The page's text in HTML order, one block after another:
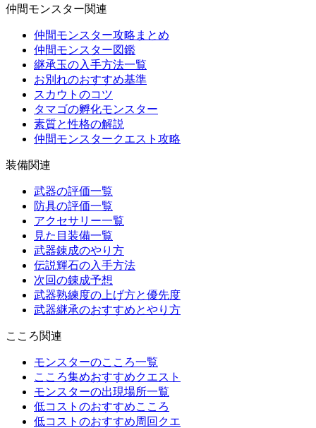
仲間モンスター関連
仲間モンスター攻略まとめ
仲間モンスター図鑑
継承玉の入手方法一覧
お別れのおすすめ基準
スカウトのコツ
タマゴの孵化モンスター
素質と性格の解説
仲間モンスタークエスト攻略
装備関連
武器の評価一覧
防具の評価一覧
アクセサリー一覧
見た目装備一覧
武器錬成のやり方
伝説輝石の入手方法
次回の錬成予想
武器熟練度の上げ方と優先度
武器継承のおすすめとやり方
こころ関連
モンスターのこころ一覧
こころ集めおすすめクエスト
モンスターの出現場所一覧
低コストのおすすめこころ
低コストのおすすめ周回クエ